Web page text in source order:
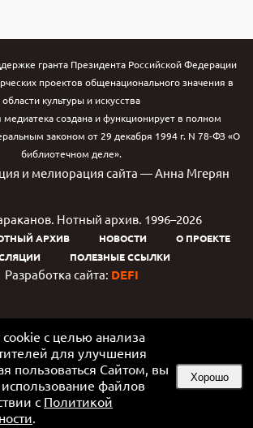
cookie с целью анализа
для улучшения
пользоваться Сайтом, вы
использование файлов
с Политикой
.
Хорошо
гранта Президента Российской Федерации
проектов общенационального значения в
области культуры и искусства
создана и функционирует в полном
законом от 29 декабря 1994 г. N 78-ФЗ «О
библиотечном деле».
и мелиорация сайта — Анна Мгерян
Нотный архив. 1996–2026
АРХИВ НОВОСТИ
О ПРОЕКТЕ
ПОЛЕЗНЫЕ ССЫЛКИ
Разработка сайта: DEFI
Google Play являются товарными знаками